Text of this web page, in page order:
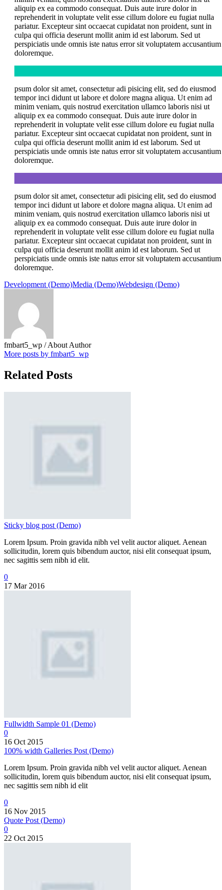
aliquip ex ea commodo consequat. Duis aute irure dolor in
reprehenderit in voluptate velit esse cillum dolore eu fugiat nulla
pariatur. Excepteur sint occaecat cupidatat non proident, sunt in
culpa qui officia deserunt mollit anim id est laborum. Sed ut
perspiciatis unde omnis iste natus error sit voluptatem accusantium
doloremque.
psum dolor sit amet, consectetur adi pisicing elit, sed do eiusmod
tempor inci didunt ut labore et dolore magna aliqua. Ut enim ad
minim veniam, quis nostrud exercitation ullamco laboris nisi ut
aliquip ex ea commodo consequat. Duis aute irure dolor in
reprehenderit in voluptate velit esse cillum dolore eu fugiat nulla
pariatur. Excepteur sint occaecat cupidatat non proident, sunt in
culpa qui officia deserunt mollit anim id est laborum. Sed ut
perspiciatis unde omnis iste natus error sit voluptatem accusantium
doloremque.
psum dolor sit amet, consectetur adi pisicing elit, sed do eiusmod
tempor inci didunt ut labore et dolore magna aliqua. Ut enim ad
minim veniam, quis nostrud exercitation ullamco laboris nisi ut
aliquip ex ea commodo consequat. Duis aute irure dolor in
reprehenderit in voluptate velit esse cillum dolore eu fugiat nulla
pariatur. Excepteur sint occaecat cupidatat non proident, sunt in
culpa qui officia deserunt mollit anim id est laborum. Sed ut
perspiciatis unde omnis iste natus error sit voluptatem accusantium
doloremque.
Development (Demo)Media (Demo)Webdesign (Demo)
fmbart5_wp / About Author
More posts by fmbart5_wp
Related Posts
Sticky blog post (Demo)
Lorem Ipsum. Proin gravida nibh vel velit auctor aliquet. Aenean
sollicitudin, lorem quis bibendum auctor, nisi elit consequat ipsum,
nec sagittis sem nibh id elit.
0
17 Mar 2016
Fullwidth Sample 01 (Demo)
0
16 Oct 2015
100% width Galleries Post (Demo)
Lorem Ipsum. Proin gravida nibh vel velit auctor aliquet. Aenean
sollicitudin, lorem quis bibendum auctor, nisi elit consequat ipsum,
nec sagittis sem nibh id elit
0
16 Nov 2015
Quote Post (Demo)
0
22 Oct 2015